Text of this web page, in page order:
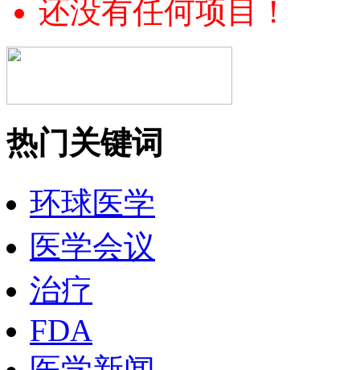
还没有任何项目！
热门关键词
环球医学
医学会议
治疗
FDA